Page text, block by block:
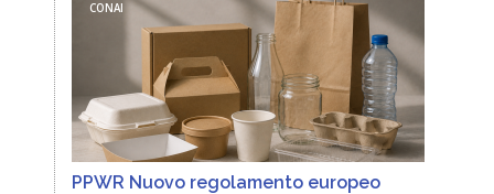
CONAI
PPWR Nuovo regolamento europeo